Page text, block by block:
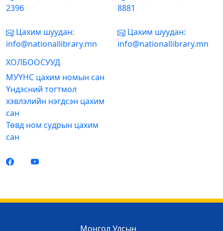
2396
Цахим шуудан:
info@nationallibrary.mn
8881
Цахим шуудан:
info@nationallibrary.mn
ХОЛБООСУУД
МУҮНС цахим номын сан
Үндэсний тогтмол
хэвлэлийн нэгдсэн цахим
сан
Төвд ном судрын цахим
сан
Монгол Улсын